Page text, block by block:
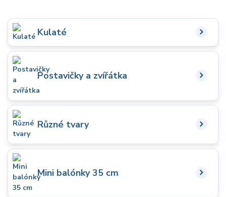
Kulaté
Postavičky a zvířátka
Různé tvary
Mini balónky 35 cm